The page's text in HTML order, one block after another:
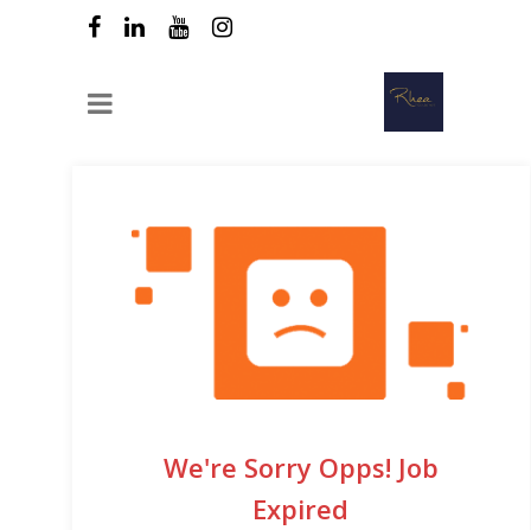
We're Sorry Opps! Job
Expired